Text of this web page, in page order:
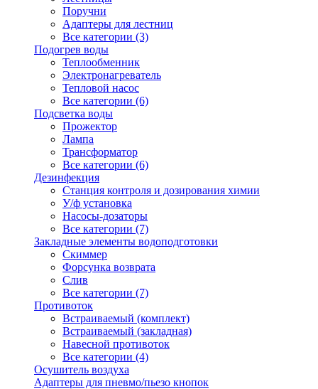
Поручни
Адаптеры для лестниц
Все категории (3)
Подогрев воды
Теплообменник
Электронагреватель
Тепловой насос
Все категории (6)
Подсветка воды
Прожектор
Лампа
Трансформатор
Все категории (6)
Дезинфекция
Станция контроля и дозирования химии
У/ф установка
Насосы-дозаторы
Все категории (7)
Закладные элементы водоподготовки
Скиммер
Форсунка возврата
Слив
Все категории (7)
Противоток
Встраиваемый (комплект)
Встраиваемый (закладная)
Навесной противоток
Все категории (4)
Осушитель воздуха
Адаптеры для пневмо/пьезо кнопок